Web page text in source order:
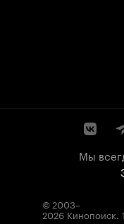
Мы
© 2003–
2026 Кинопоиск.